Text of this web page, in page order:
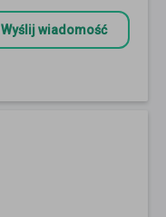
Wyślij wiadomość